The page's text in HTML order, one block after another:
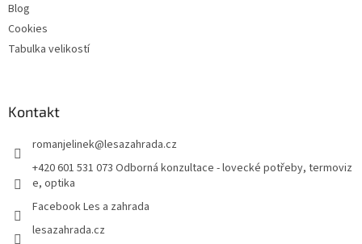
Blog
Cookies
Tabulka velikostí
Kontakt
romanjelinek@lesazahrada.cz
+420 601 531 073 Odborná konzultace - lovecké potřeby, termoviz
e, optika
Facebook Les a zahrada
lesazahrada.cz